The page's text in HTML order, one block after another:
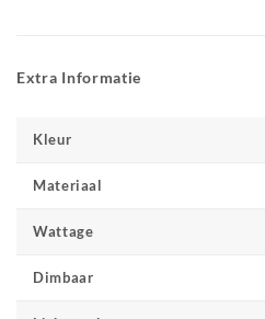
Extra Informatie
Kleur
Materiaal
Wattage
Dimbaar